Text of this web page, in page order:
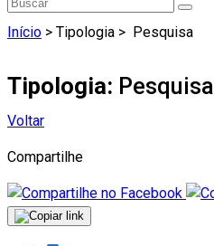
Início > Tipologia > Pesquisa
Tipologia: Pesquisa
Voltar
Compartilhe